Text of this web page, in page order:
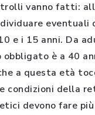
vanno fatti:
e i 15 anni. Da
è a 40
a questa età
condizioni della
devono fare